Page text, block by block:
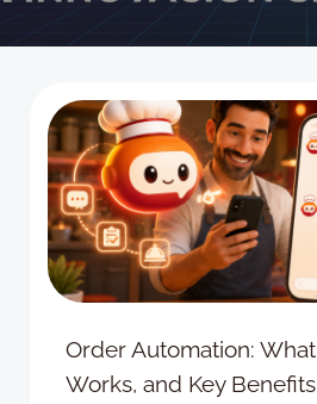
Order Automation:
Works, and Key Benefits